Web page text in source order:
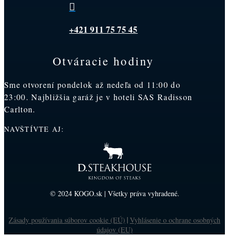

+421 911 75 75 45
Otváracie hodiny
Sme otvorení pondelok až nedeľa od 11:00 do
23:00. Najbližšia garáž je v hoteli SAS Radisson
Carlton.
NAVŠTÍVTE AJ:
© 2024 KOGO.sk | Všetky práva vyhradené.
Zásady používania súborov cookie (EÚ) Vyhlásenie o ochrane osobných
údajov (EU)